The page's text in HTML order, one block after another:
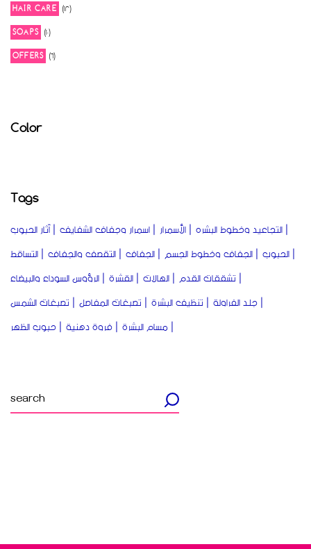
HAIR CARE
1212
products
SOAPS 1010
products
OFFERS
66
products
Color
Tags
آثار الحبوب اسمرار وجفاف الشفايف الأسمرار
التجاعيد وخطوط البشره
التساقط
التقصف والجفاف الجفاف الجفاف وخطوط الجسم
الحبوب
الرؤوس السوداء والبيضاء
القشرة الهالات
تشققات القدم
تصبغات الشمس
تصبغات المفاصل تنظيف البشرة
جلد الفراولة
حبوب الظهر
فروة دهنية مسام البشرة
Search